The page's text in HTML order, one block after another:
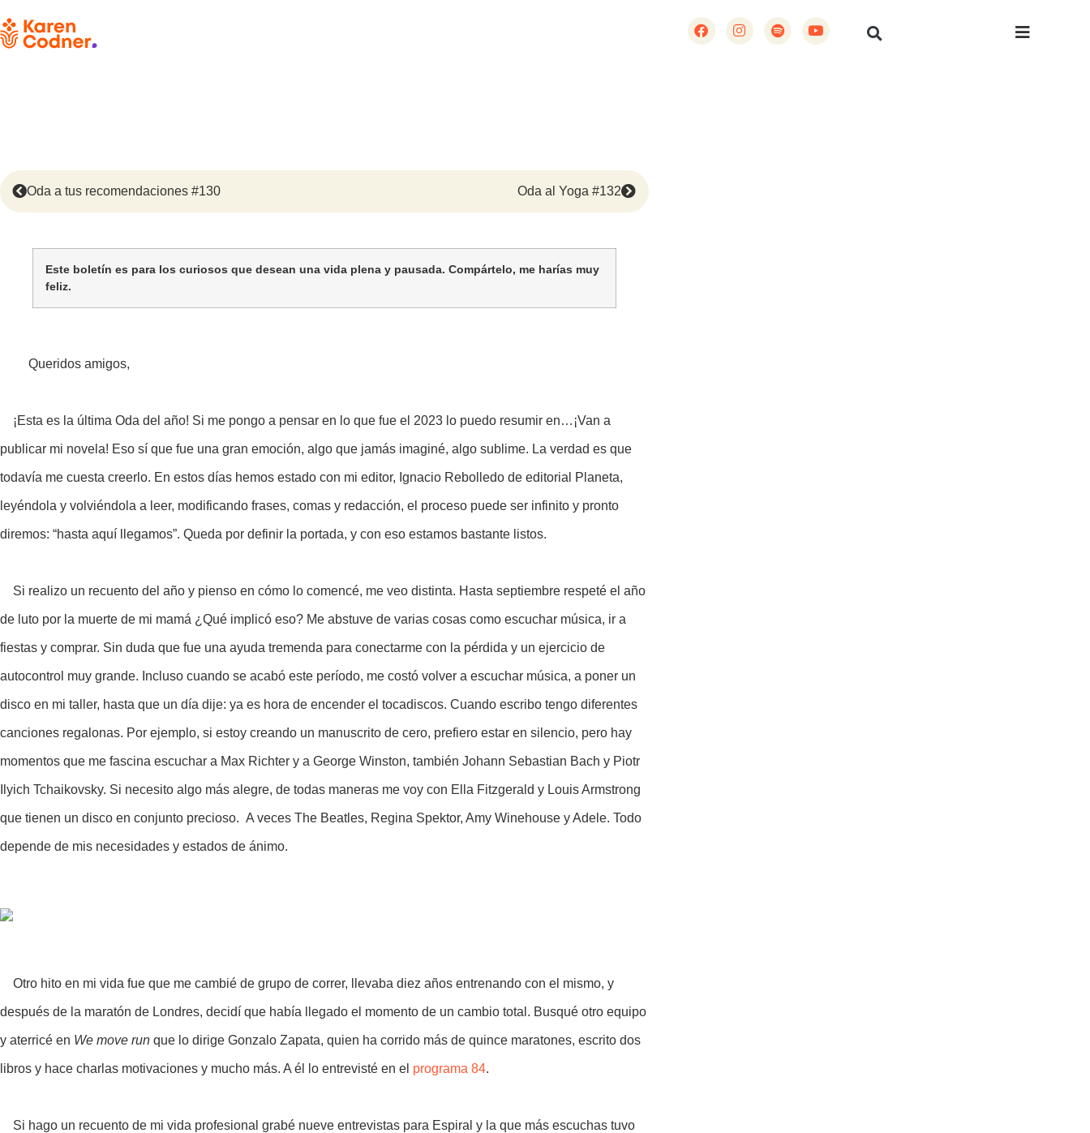
Oda a tus recomendaciones #130 Oda al Yoga #132
Este boletín es para los curiosos que desean una vida plena y pausada. Compártelo, me harías muy
feliz.
Queridos amigos,
¡Esta es la última Oda del año! Si me pongo a pensar en lo que fue el 2023 lo puedo resumir en…¡Van a
publicar mi novela! Eso sí que fue una gran emoción, algo que jamás imaginé, algo sublime. La verdad es que
todavía me cuesta creerlo. En estos días hemos estado con mi editor, Ignacio Rebolledo de editorial Planeta,
leyéndola y volviéndola a leer, modificando frases, comas y redacción, el proceso puede ser infinito y pronto
diremos: “hasta aquí llegamos”. Queda por definir la portada, y con eso estamos bastante listos.
Si realizo un recuento del año y pienso en cómo lo comencé, me veo distinta. Hasta septiembre respeté el año
de luto por la muerte de mi mamá ¿Qué implicó eso? Me abstuve de varias cosas como escuchar música, ir a
fiestas y comprar. Sin duda que fue una ayuda tremenda para conectarme con la pérdida y un ejercicio de
autocontrol muy grande. Incluso cuando se acabó este período, me costó volver a escuchar música, a poner un
disco en mi taller, hasta que un día dije: ya es hora de encender el tocadiscos. Cuando escribo tengo diferentes
canciones regalonas. Por ejemplo, si estoy creando un manuscrito de cero, prefiero estar en silencio, pero hay
momentos que me fascina escuchar a Max Richter y a George Winston, también Johann Sebastian Bach y Piotr
Ilyich Tchaikovsky. Si necesito algo más alegre, de todas maneras me voy con Ella Fitzgerald y Louis Armstrong
que tienen un disco en conjunto precioso. A veces The Beatles, Regina Spektor, Amy Winehouse y Adele. Todo
depende de mis necesidades y estados de ánimo.
Otro hito en mi vida fue que me cambié de grupo de correr, llevaba diez años entrenando con el mismo, y
después de la maratón de Londres, decidí que había llegado el momento de un cambio total. Busqué otro equipo
y aterricé en We move run que lo dirige Gonzalo Zapata, quien ha corrido más de quince maratones, escrito dos
libros y hace charlas motivaciones y mucho más. A él lo entrevisté en el programa 84.
Si hago un recuento de mi vida profesional grabé nueve entrevistas para Espiral y la que más escuchas tuvo